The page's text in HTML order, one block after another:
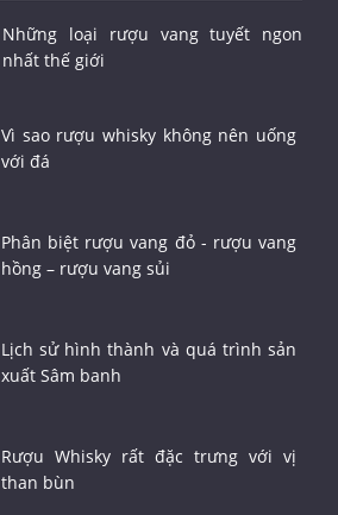
Những loại rượu vang tuyết ngon
nhất thế giới
Vì sao rượu whisky không nên uống
với đá
Phân biệt rượu vang đỏ - rượu vang
hồng – rượu vang sủi
Lịch sử hình thành và quá trình sản
xuất Sâm banh
Rượu Whisky rất đặc trưng với vị
than bùn